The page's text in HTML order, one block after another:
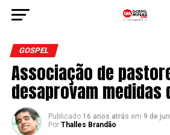
GOSPEL
Associação de
desaprovam medidas
Publicado 16 anos atrás em 9 de
Por Thalles Brandão